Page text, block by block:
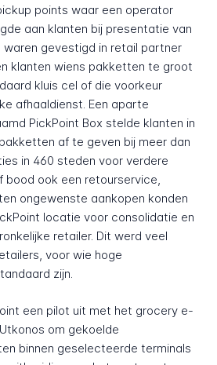
points waar een operator
aan klanten bij presentatie van
gevestigd in retail partner
klanten wiens pakketten te groot
kluis cel of die voorkeur
afhaaldienst. Een aparte
PickPoint Box stelde klanten in
af te geven bij meer dan
in 460 steden voor verdere
bood ook een retourservice,
ongewenste aankopen konden
locatie voor consolidatie en
retailer. Dit werd veel
voor wie hoge
zijn.
een pilot uit met het grocery e-
om gekoelde
binnen geselecteerde terminals